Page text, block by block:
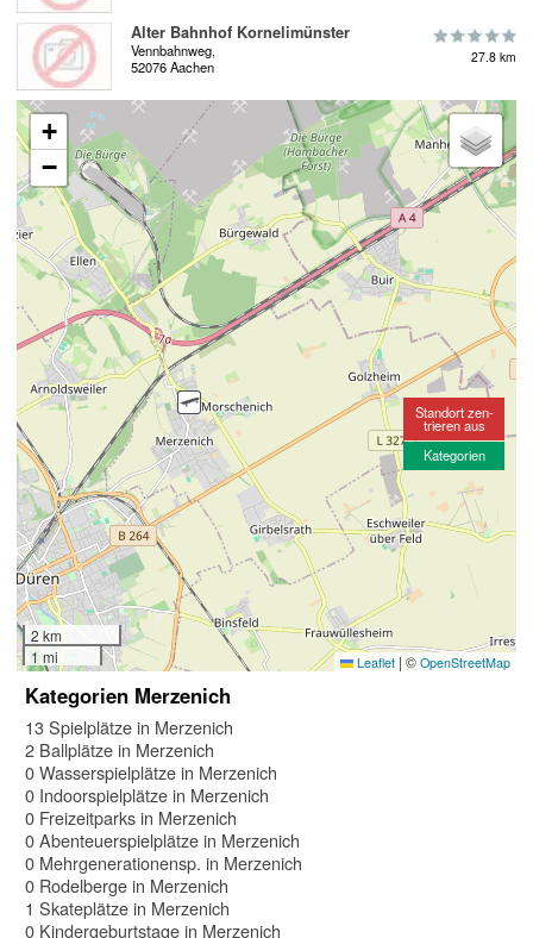
Alter Bahnhof Kornelimünster
Vennbahnweg,
52076 Aachen
27.8 km
+
−
2 km
1 mi
Leaflet | © OpenStreetMap
Standort zen-
trieren aus
Kategorien
Kategorien Merzenich
13 Spielplätze in Merzenich
2 Ballplätze in Merzenich
0 Wasserspielplätze in Merzenich
0 Indoorspielplätze in Merzenich
0 Freizeitparks in Merzenich
0 Abenteuerspielplätze in Merzenich
0 Mehrgenerationensp. in Merzenich
0 Rodelberge in Merzenich
1 Skateplätze in Merzenich
0 Kindergeburtstage in Merzenich